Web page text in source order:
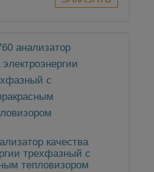
качества
трехфазный с
тепловизором